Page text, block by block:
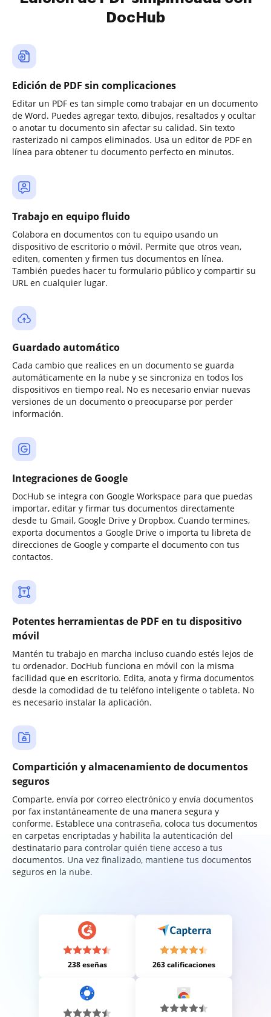
DocHub
Edición de PDF sin complicaciones
Editar un PDF es tan simple como trabajar en un documento
de Word. Puedes agregar texto, dibujos, resaltados y ocultar
o anotar tu documento sin afectar su calidad. Sin texto
rasterizado ni campos eliminados. Usa un editor de PDF en
línea para obtener tu documento perfecto en minutos.
Trabajo en equipo fluido
Colabora en documentos con tu equipo usando un
dispositivo de escritorio o móvil. Permite que otros vean,
editen, comenten y firmen tus documentos en línea.
También puedes hacer tu formulario público y compartir su
URL en cualquier lugar.
Guardado automático
Cada cambio que realices en un documento se guarda
automáticamente en la nube y se sincroniza en todos los
dispositivos en tiempo real. No es necesario enviar nuevas
versiones de un documento o preocuparse por perder
información.
Integraciones de Google
DocHub se integra con Google Workspace para que puedas
importar, editar y firmar tus documentos directamente
desde tu Gmail, Google Drive y Dropbox. Cuando termines,
exporta documentos a Google Drive o importa tu libreta de
direcciones de Google y comparte el documento con tus
contactos.
Potentes herramientas de PDF en tu dispositivo
móvil
Mantén tu trabajo en marcha incluso cuando estés lejos de
tu ordenador. DocHub funciona en móvil con la misma
facilidad que en escritorio. Edita, anota y firma documentos
desde la comodidad de tu teléfono inteligente o tableta. No
es necesario instalar la aplicación.
Compartición y almacenamiento de documentos
seguros
Comparte, envía por correo electrónico y envía documentos
por fax instantáneamente de una manera segura y
conforme. Establece una contraseña, coloca tus documentos
en carpetas encriptadas y habilita la autenticación del
destinatario para controlar quién tiene acceso a tus
documentos. Una vez finalizado, mantiene tus documentos
seguros en la nube.
238 eseñas 263 calificaciones